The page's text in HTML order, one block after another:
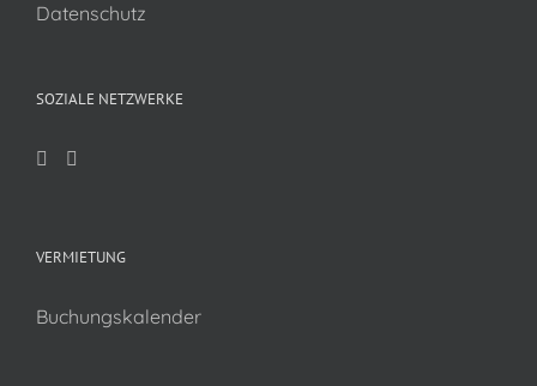
Datenschutz
SOZIALE NETZWERKE
VERMIETUNG
Buchungskalender